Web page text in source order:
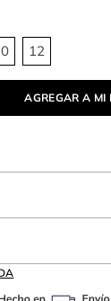
12
AGREGAR A MI